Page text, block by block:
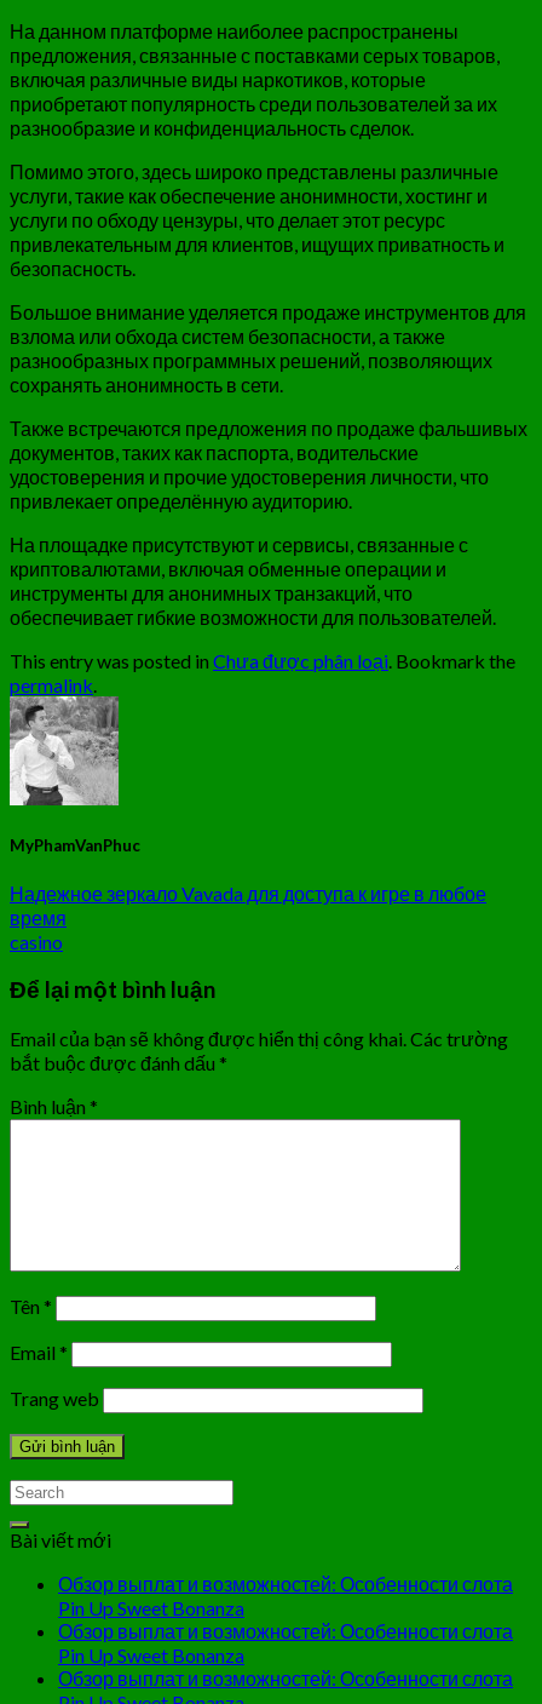
На данном платформе наиболее распространены
предложения, связанные с поставками серых товаров,
включая различные виды наркотиков, которые
приобретают популярность среди пользователей за их
разнообразие и конфиденциальность сделок.
Помимо этого, здесь широко представлены различные
услуги, такие как обеспечение анонимности, хостинг и
услуги по обходу цензуры, что делает этот ресурс
привлекательным для клиентов, ищущих приватность и
безопасность.
Большое внимание уделяется продаже инструментов для
взлома или обхода систем безопасности, а также
разнообразных программных решений, позволяющих
сохранять анонимность в сети.
Также встречаются предложения по продаже фальшивых
документов, таких как паспорта, водительские
удостоверения и прочие удостоверения личности, что
привлекает определённую аудиторию.
На площадке присутствуют и сервисы, связанные с
криптовалютами, включая обменные операции и
инструменты для анонимных транзакций, что
обеспечивает гибкие возможности для пользователей.
This entry was posted in Chưa được phân loại. Bookmark the
permalink.
MyPhamVanPhuc
Надежное зеркало Vavada для доступа к игре в любое
время
casino
Để lại một bình luận
Email của bạn sẽ không được hiển thị công khai. Các trường
bắt buộc được đánh dấu *
Bình luận *
Tên *
Email *
Trang web
Bài viết mới
Обзор выплат и возможностей: Особенности слота
Pin Up Sweet Bonanza
Обзор выплат и возможностей: Особенности слота
Pin Up Sweet Bonanza
Обзор выплат и возможностей: Особенности слота